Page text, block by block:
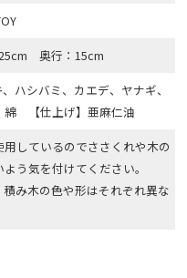
奥行：15cm
、ハシバミ、カエデ、ヤナギ、
【仕上げ】亜麻仁油
用しているのでささくれや木の
う気を付けてください。
積み木の色や形はそれぞれ異な